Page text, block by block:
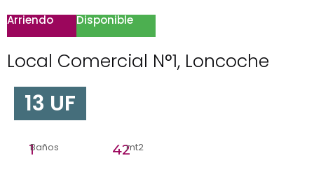
Arriendo Disponible
Local Comercial N°1, Loncoche
13 UF
1
Baños 42mt2